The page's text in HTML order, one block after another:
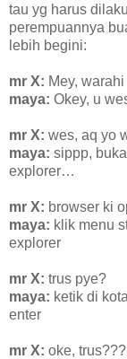
tau yg harus
perempuannya
lebih begini:
mr X: Mey,
maya: Okey, u
mr X: wes, aq yo
maya: sippp,
explorer…
mr X: browser ki
maya: klik menu
explorer
mr X: trus pye?
maya: ketik di
enter
mr X: oke, trus???